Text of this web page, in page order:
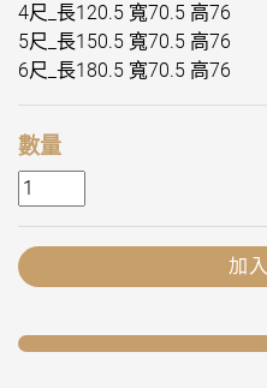
4尺_長120.5 寬70.5 高76
5尺_長150.5 寬70.5 高76
6尺_長180.5 寬70.5 高76
數量
加